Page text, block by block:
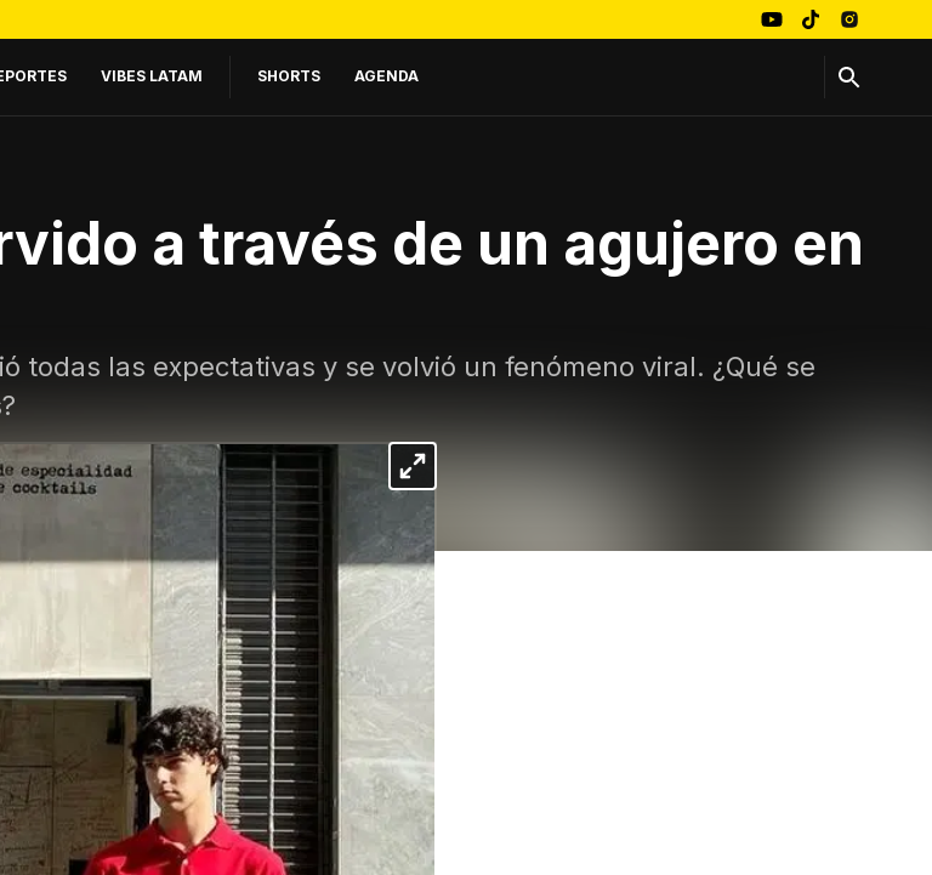
VIBES LATAM SHORTS AGENDA
a través de un agujero en
todas las expectativas y se volvió un fenómeno viral. ¿Qué se